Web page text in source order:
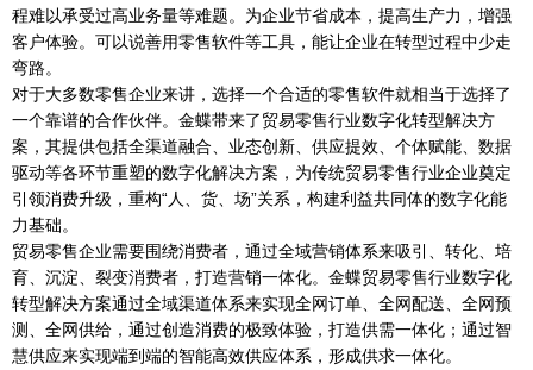
程难以承受过高业务量等难题。为企业节省成本，提高生产力，增强
客户体验。可以说善用零售软件等工具，能让企业在转型过程中少走
弯路。
对于大多数零售企业来讲，选择一个合适的零售软件就相当于选择了
一个靠谱的合作伙伴。金蝶带来了贸易零售行业数字化转型解决方
案，其提供包括全渠道融合、业态创新、供应提效、个体赋能、数据
驱动等各环节重塑的数字化解决方案，为传统贸易零售行业企业奠定
引领消费升级，重构“人、货、场”关系，构建利益共同体的数字化能
力基础。
贸易零售企业需要围绕消费者，通过全域营销体系来吸引、转化、培
育、沉淀、裂变消费者，打造营销一体化。金蝶贸易零售行业数字化
转型解决方案通过全域渠道体系来实现全网订单、全网配送、全网预
测、全网供给，通过创造消费的极致体验，打造供需一体化；通过智
慧供应来实现端到端的智能高效供应体系，形成供求一体化。